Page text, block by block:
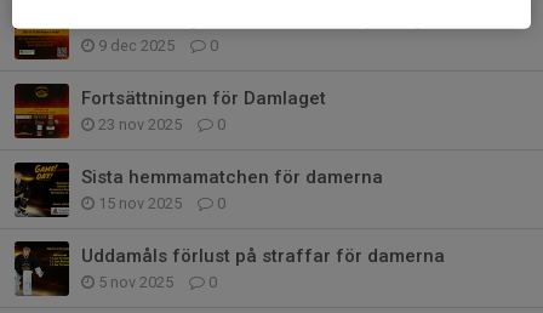
9 dec 2025 0
Fortsättningen för Damlaget
23 nov 2025 0
Sista hemmamatchen för damerna
15 nov 2025 0
Uddamåls förlust på straffar för damerna
5 nov 2025 0